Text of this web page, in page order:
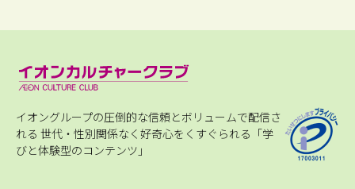
イオングループの圧倒的な信頼とボリュームで配信さ
れる 世代・性別関係なく好奇心をくすぐられる「学
びと体験型のコンテンツ」